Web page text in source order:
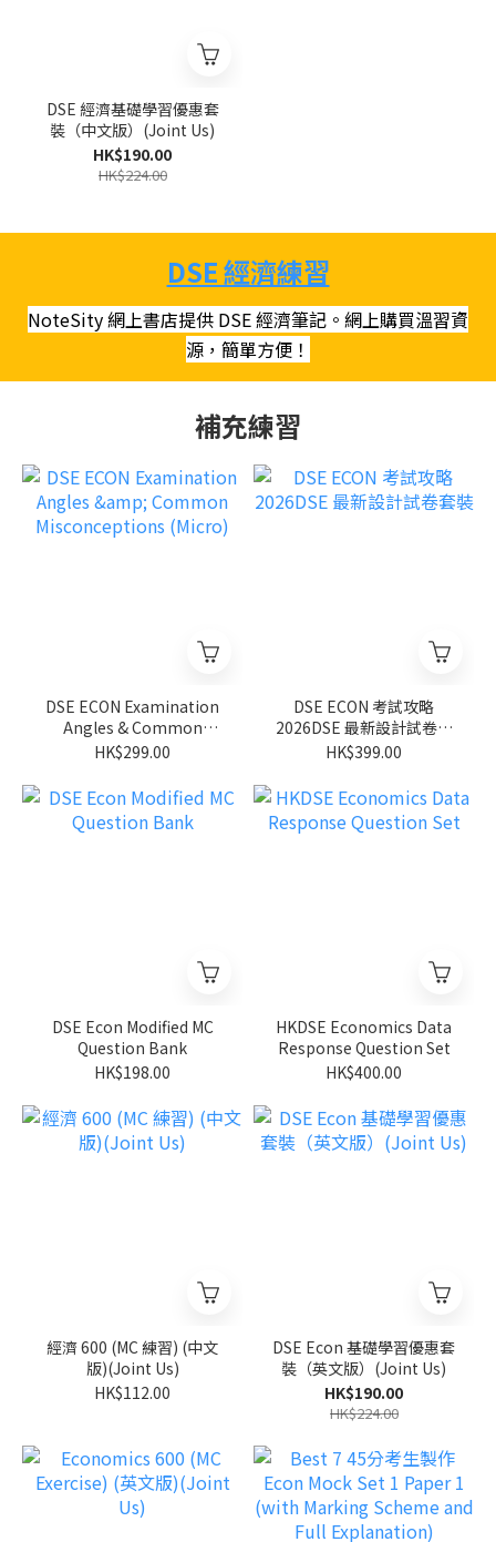
DSE 經濟基礎學習優惠套
裝（中文版）(Joint Us)
HK$190.00
HK$224.00
DSE 經濟練習
NoteSity 網上書店提供 DSE 經濟筆記。網上購買溫習資
源，簡單方便！
補充練習
DSE ECON Examination
Angles & Common
Misconceptions (Micro)
HK$299.00
DSE ECON 考試攻略
2026DSE 最新設計試卷套
裝
HK$399.00
DSE Econ Modified MC
Question Bank
HK$198.00
HKDSE Economics Data
Response Question Set
HK$400.00
經濟 600 (MC 練習) (中文
版)(Joint Us)
HK$112.00
DSE Econ 基礎學習優惠套
裝（英文版）(Joint Us)
HK$190.00
HK$224.00